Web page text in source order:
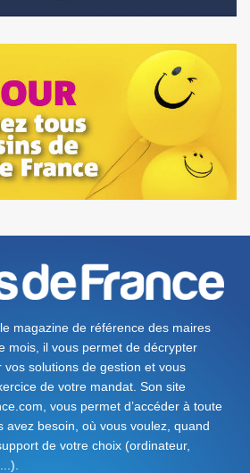
magazine de référence des maires
mois, il vous permet de décrypter
vos solutions de gestion et vous
de votre mandat. Son site
vous permet d’accéder à toute
avez besoin, où vous voulez, quand
de votre choix (ordinateur,